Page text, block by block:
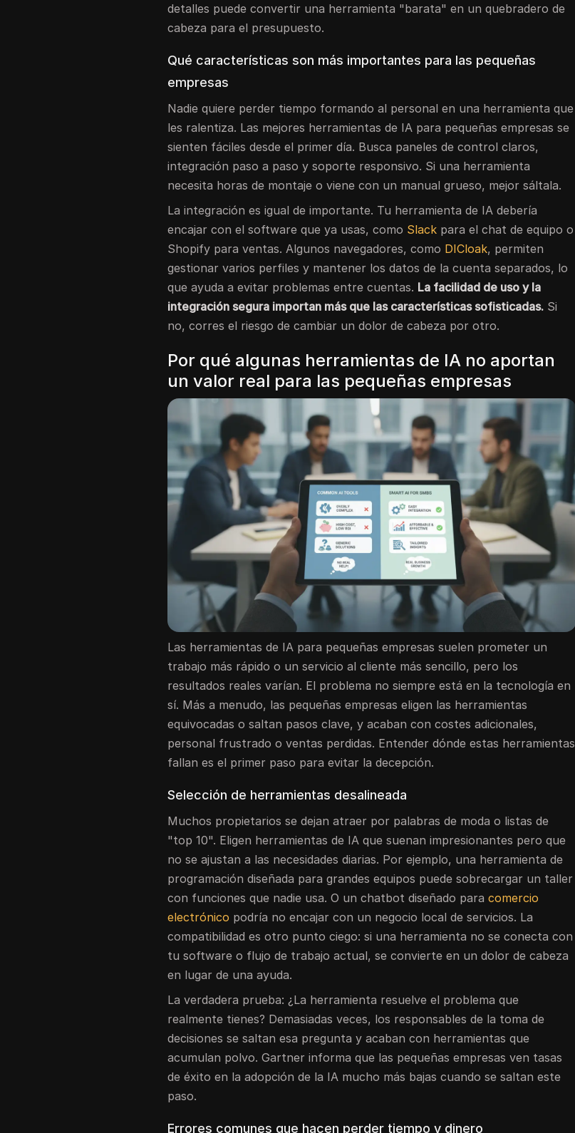
detalles puede convertir una herramienta "barata" en un quebradero de
cabeza para el presupuesto.
Qué características son más importantes para las pequeñas
empresas
Nadie quiere perder tiempo formando al personal en una herramienta que
les ralentiza. Las mejores herramientas de IA para pequeñas empresas se
sienten fáciles desde el primer día. Busca paneles de control claros,
integración paso a paso y soporte responsivo. Si una herramienta
necesita horas de montaje o viene con un manual grueso, mejor sáltala.
La integración es igual de importante. Tu herramienta de IA debería
encajar con el software que ya usas, como Slack para el chat de equipo o
Shopify para ventas. Algunos navegadores, como DICloak, permiten
gestionar varios perfiles y mantener los datos de la cuenta separados, lo
que ayuda a evitar problemas entre cuentas. La facilidad de uso y la
integración segura importan más que las características sofisticadas. Si
no, corres el riesgo de cambiar un dolor de cabeza por otro.
Por qué algunas herramientas de IA no aportan
un valor real para las pequeñas empresas
Las herramientas de IA para pequeñas empresas suelen prometer un
trabajo más rápido o un servicio al cliente más sencillo, pero los
resultados reales varían. El problema no siempre está en la tecnología en
sí. Más a menudo, las pequeñas empresas eligen las herramientas
equivocadas o saltan pasos clave, y acaban con costes adicionales,
personal frustrado o ventas perdidas. Entender dónde estas herramientas
fallan es el primer paso para evitar la decepción.
Selección de herramientas desalineada
Muchos propietarios se dejan atraer por palabras de moda o listas de
"top 10". Eligen herramientas de IA que suenan impresionantes pero que
no se ajustan a las necesidades diarias. Por ejemplo, una herramienta de
programación diseñada para grandes equipos puede sobrecargar un taller
con funciones que nadie usa. O un chatbot diseñado paracomercio
electrónico podría no encajar con un negocio local de servicios. La
compatibilidad es otro punto ciego: si una herramienta no se conecta con
tu software o flujo de trabajo actual, se convierte en un dolor de cabeza
en lugar de una ayuda.
La verdadera prueba: ¿La herramienta resuelve el problema que
realmente tienes? Demasiadas veces, los responsables de la toma de
decisiones se saltan esa pregunta y acaban con herramientas que
acumulan polvo. Gartner informa que las pequeñas empresas ven tasas
de éxito en la adopción de la IA mucho más bajas cuando se saltan este
paso.
Errores comunes que hacen perder tiempo y dinero